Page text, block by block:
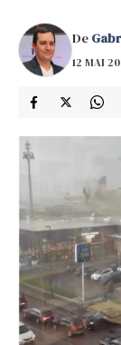
De
12 MAI